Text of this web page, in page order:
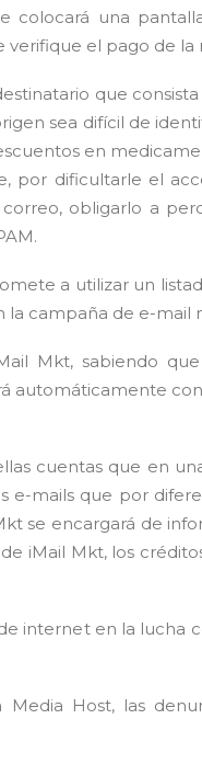
colocará una
verifique el pago de la
que
sea difícil de
en
por dificultarle el
obligarlo a
a utilizar un
la campaña de e-mail
Mkt, sabiendo
automáticamente
cuentas que en
mails que por
se encargará de
iMail Mkt, los
internet en la lucha
Host, las